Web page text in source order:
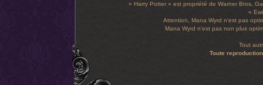
« Harry Potter » est propriété de Warner Bros,
«
Attention, Mana Wyrd n'est pas
Mana Wyrd n'est pas non plus
Tout
Toute